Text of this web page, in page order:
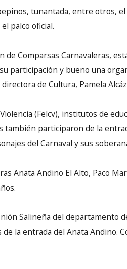
tunantada, entre otros,
palco oficial.
de Comparsas Carnavaleras,
participación y bueno una
de Cultura, Pamela
(Felcv), institutos de
también participaron de la
del Carnaval y sus
Anata Andino El Alto, Paco
Salineña del departamento
la entrada del Anata Andino.